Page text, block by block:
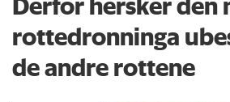
rottedronninga
de andre rottene